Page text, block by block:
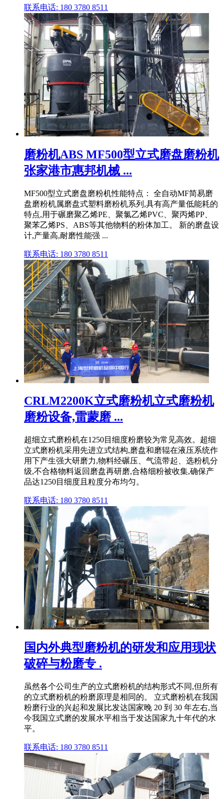
联系电话: 180 3780 8511
磨粉机ABS MF500型立式磨盘磨粉机
张家港市惠邦机械 ...
MF500型立式磨盘磨粉机性能特点： 全自动MF简易磨
盘磨粉机属磨盘式塑料磨粉机系列,具有高产量低能耗的
特点,用于碾磨聚乙烯PE、聚氯乙烯PVC、聚丙烯PP、
聚苯乙烯PS、ABS等其他物料的粉体加工。 新的磨盘设
计,产量高,耐磨性能强 ...
联系电话: 180 3780 8511
CRLM2200K立式磨粉机立式磨粉机
磨粉设备,雷蒙磨 ...
超细立式磨粉机在1250目细度粉磨较为常见高效。超细
立式磨粉机采用先进立式结构,磨盘和磨辊在液压系统作
用下产生强大研磨力,物料经碾压、气流带起、选粉机分
级,不合格物料返回磨盘再研磨,合格细粉被收集,确保产
品达1250目细度且粒度分布均匀。
联系电话: 180 3780 8511
国内外典型磨粉机的研发和应用现状
破碎与粉磨专 .
虽然各个公司生产的立式磨粉机的结构形式不同,但所有
的立式磨粉机的粉磨原理是相同的。 立式磨粉机在我国
粉磨行业的兴起和发展比发达国家晚 20 到 30 年左右,当
今我国立式磨的发展水平相当于发达国家九十年代的水
平。
联系电话: 180 3780 8511